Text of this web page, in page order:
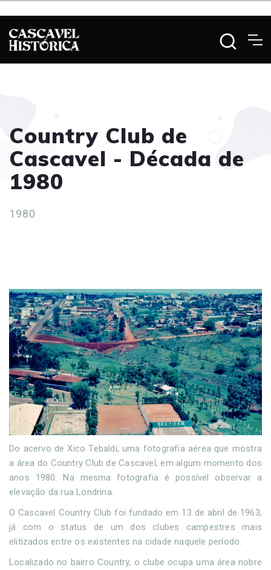
Country Club de
Cascavel - Década de
1980
1980
Do acervo de Xico Tebaldi, uma fotografia aérea que mostra
a área do Country Club de Cascavel, em algum momento dos
anos 1980. Na mesma fotografia é possível observar a
elevação da rua Londrina.
O Cascavel Country Club foi fundado em 13 de abril de 1963,
já com o status de um dos clubes campestres mais
elitizados entre os existentes na cidade naquele período.
Localizado no bairro Country, o clube ocupa uma área nobre